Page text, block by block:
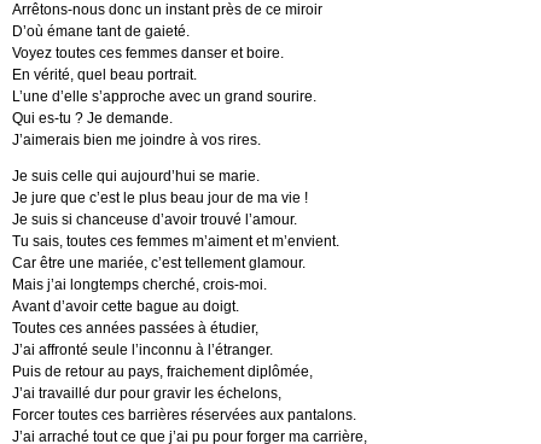
Arrêtons-nous donc un instant près de ce miroir
D’où émane tant de gaieté.
Voyez toutes ces femmes danser et boire.
En vérité, quel beau portrait.
L’une d’elle s’approche avec un grand sourire.
Qui es-tu ? Je demande.
J’aimerais bien me joindre à vos rires.
Je suis celle qui aujourd’hui se marie.
Je jure que c’est le plus beau jour de ma vie !
Je suis si chanceuse d’avoir trouvé l’amour.
Tu sais, toutes ces femmes m’aiment et m’envient.
Car être une mariée, c’est tellement glamour.
Mais j’ai longtemps cherché, crois-moi.
Avant d’avoir cette bague au doigt.
Toutes ces années passées à étudier,
J’ai affronté seule l’inconnu à l’étranger.
Puis de retour au pays, fraichement diplômée,
J’ai travaillé dur pour gravir les échelons,
Forcer toutes ces barrières réservées aux pantalons.
J’ai arraché tout ce que j’ai pu pour forger ma carrière,